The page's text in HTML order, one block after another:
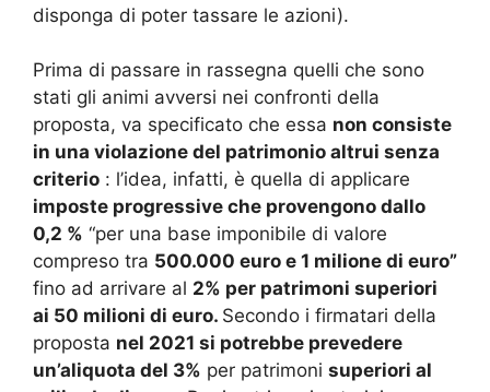
disponga di poter tassare le azioni).
Prima di passare in rassegna quelli che sono
stati gli animi avversi nei confronti della
proposta, va specificato che essa non consiste
in una violazione del patrimonio altrui senza
criterio : l’idea, infatti, è quella di applicare
imposte progressive che provengono dallo
0,2 % “per una base imponibile di valore
compreso tra 500.000 euro e 1 milione di euro”
fino ad arrivare al 2% per patrimoni superiori
ai 50 milioni di euro. Secondo i firmatari della
proposta nel 2021 si potrebbe prevedere
un’aliquota del 3% per patrimoni superiori al